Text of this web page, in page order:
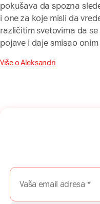
pokušava da spozna
i one za koje misli da
različitim svetovima da
pojave i daje smisao
Više o Aleksandri